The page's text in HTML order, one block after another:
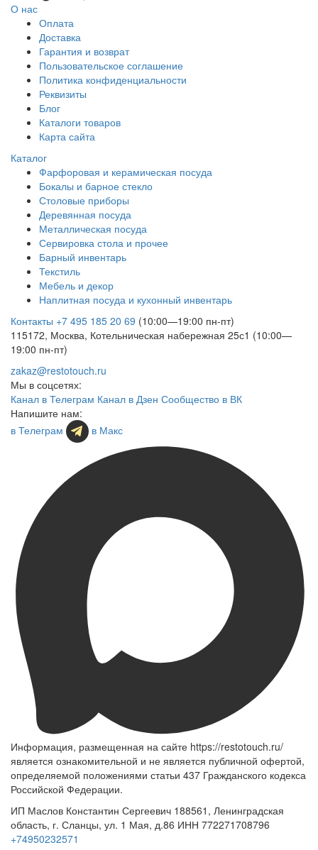
О нас
Оплата
Доставка
Гарантия и возврат
Пользовательское соглашение
Политика конфиденциальности
Реквизиты
Блог
Каталоги товаров
Карта сайта
Каталог
Фарфоровая и керамическая посуда
Бокалы и барное стекло
Столовые приборы
Деревянная посуда
Металлическая посуда
Сервировка стола и прочее
Барный инвентарь
Текстиль
Мебель и декор
Наплитная посуда и кухонный инвентарь
Контакты +7 495 185 20 69 (10:00—19:00 пн-пт)
115172, Москва, Котельническая набережная 25с1 (10:00—
19:00 пн-пт)
zakaz@restotouch.ru
Мы в соцсетях:
Канал в Телеграм Канал в Дзен Сообщество в ВК
Напишите нам:
в Телеграм
в Макс
Информация, размещенная на сайте https://restotouch.ru/
является ознакомительной и не является публичной офертой,
определяемой положениями статьи 437 Гражданского кодекса
Российской Федерации.
ИП Маслов Константин Сергеевич 188561, Ленинградская
область, г. Сланцы, ул. 1 Мая, д.86 ИНН 772271708796
+74950232571